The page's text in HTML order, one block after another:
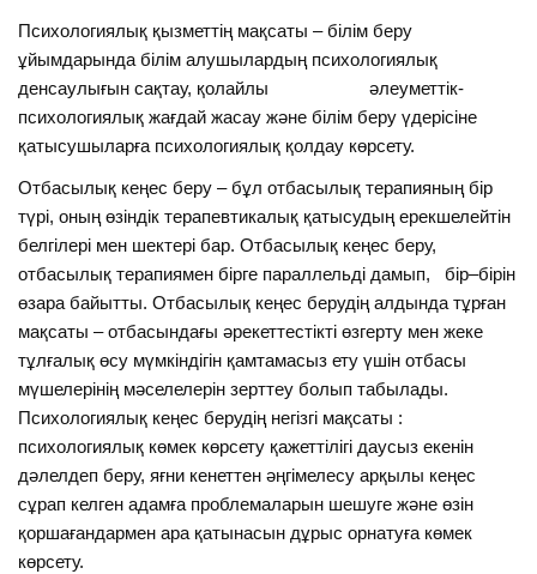
Психологиялық қызметтің мақсаты – білім беру
ұйымдарында білім алушылардың психологиялық
денсаулығын сақтау, қолайлы әлеуметтік-
психологиялық жағдай жасау және білім беру үдерісіне
қатысушыларға психологиялық қолдау көрсету.
Отбасылық кеңес беру – бұл отбасылық терапияның бір
түрі, оның өзіндік терапевтикалық қатысудың ерекшелейтін
белгілері мен шектері бар. Отбасылық кеңес беру,
отбасылық терапиямен бірге параллельді дамып, бір–бірін
өзара байытты. Отбасылық кеңес берудің алдында тұрған
мақсаты – отбасындағы әрекеттестікті өзгерту мен жеке
тұлғалық өсу мүмкіндігін қамтамасыз ету үшін отбасы
мүшелерінің мәселелерін зерттеу болып табылады.
Психологиялық кеңес берудің негізгі мақсаты :
психологиялық көмек көрсету қажеттілігі даусыз екенін
дәлелдеп беру, яғни кенеттен әңгімелесу арқылы кеңес
сұрап келген адамға проблемаларын шешуге және өзін
қоршағандармен ара қатынасын дұрыс орнатуға көмек
көрсету.